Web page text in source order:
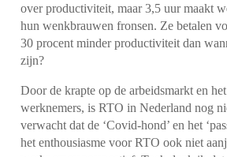
over productiviteit, maar 3,5 uur maakt
hun wenkbrauwen fronsen. Ze betalen
30 procent minder productiviteit dan
zijn?
Door de krapte op de arbeidsmarkt en
werknemers, is RTO in Nederland nog
verwacht dat de ‘Covid-hond’ en het
het enthousiasme voor RTO ook niet